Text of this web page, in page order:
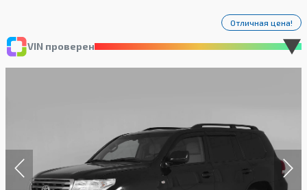
VIN проверен
Отличная цена!